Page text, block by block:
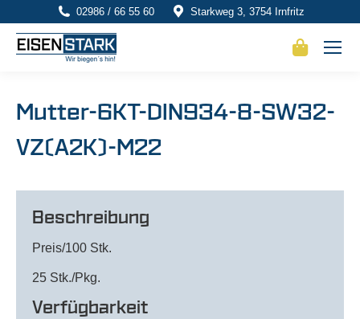
02986 / 66 55 60 Starkweg 3, 3754 Irnfritz
Mutter-6KT-DIN934-8-SW32-
VZ(A2K)-M22
Beschreibung
Preis/100 Stk.
25 Stk./Pkg.
Verfügbarkeit